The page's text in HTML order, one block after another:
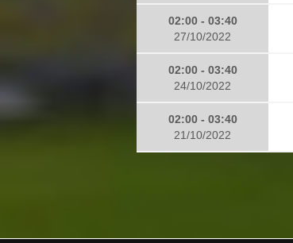
02:00 - 03:40
27/10/2022
02:00 - 03:40
24/10/2022
02:00 - 03:40
21/10/2022